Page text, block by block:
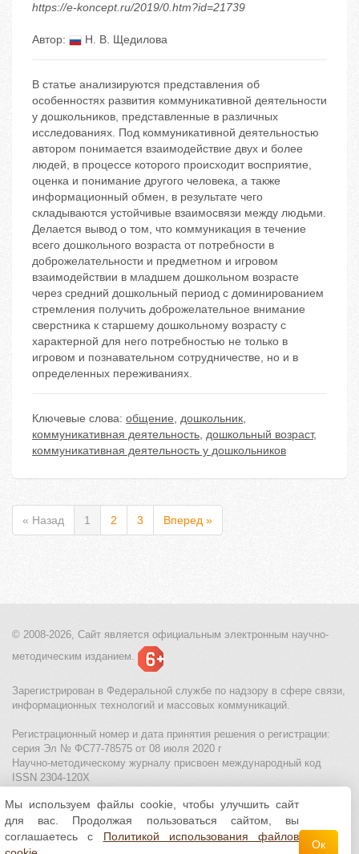
https://e-koncept.ru/2019/0.htm?id=21739
Автор: Н. В. Щедилова
В статье анализируются представления об
особенностях развития коммуникативной деятельности
у дошкольников, представленные в различных
исследованиях. Под коммуникативной деятельностью
автором понимается взаимодействие двух и более
людей, в процессе которого происходит восприятие,
оценка и понимание другого человека, а также
информационный обмен, в результате чего
складываются устойчивые взаимосвязи между людьми.
Делается вывод о том, что коммуникация в течение
всего дошкольного возраста от потребности в
доброжелательности и предметном и игровом
взаимодействии в младшем дошкольном возрасте
через средний дошкольный период с доминированием
стремления получить доброжелательное внимание
сверстника к старшему дошкольному возрасту с
характерной для него потребностью не только в
игровом и познавательном сотрудничестве, но и в
определенных переживаниях.
Ключевые слова: общение, дошкольник,
коммуникативная деятельность, дошкольный возраст,
коммуникативная деятельность у дошкольников
« Назад 1 2 3 Вперед »
© 2008-2026, Сайт является официальным электронным научно-
методическим изданием.
Зарегистрирован в Федеральной службе по надзору в сфере связи,
информационных технологий и массовых коммуникаций.
Регистрационный номер и дата принятия решения о регистрации:
серия Эл № ФС77-78575 от 08 июля 2020 г
Научно-методическому журналу присвоен международный код
ISSN 2304-120X
МЦИТО|Школьные олимпиады и онлайн конкурсы для детей
Политика использования файлов cookie| Политика обработки и
защиты персональных данных
Мы используем файлы cookie, чтобы улучшить сайт
для вас. Продолжая пользоваться сайтом, вы
соглашаетесь с Политикой использования файлов
Ок